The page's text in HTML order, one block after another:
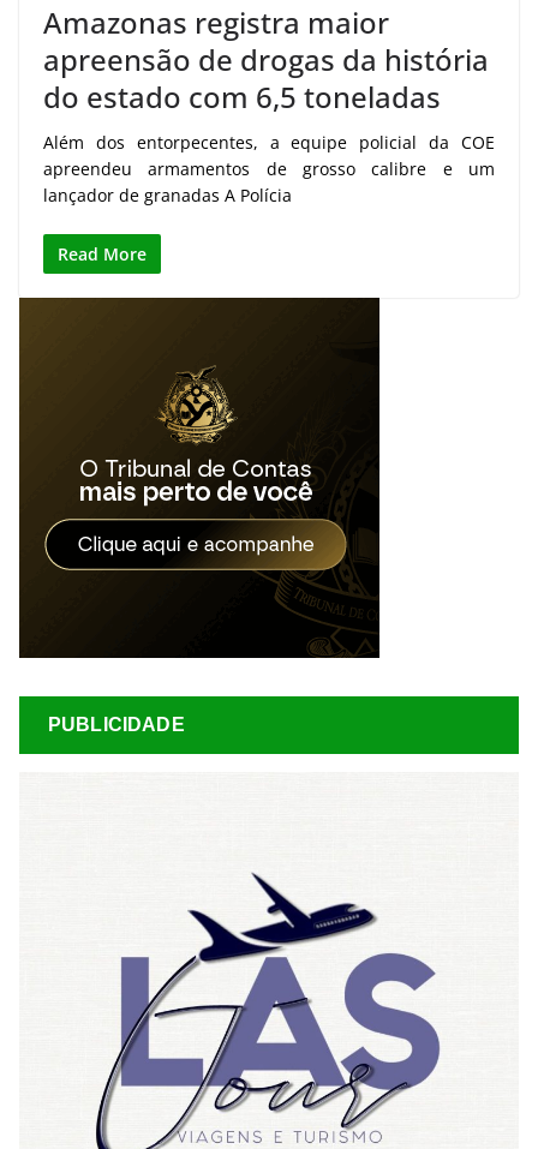
Amazonas registra maior
apreensão de drogas da história
do estado com 6,5 toneladas
Além dos entorpecentes, a equipe policial da COE
apreendeu armamentos de grosso calibre e um
lançador de granadas A Polícia
Read More
PUBLICIDADE